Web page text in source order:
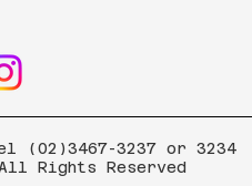
Tel (02)3467-3237 or 3234
Rights Reserved